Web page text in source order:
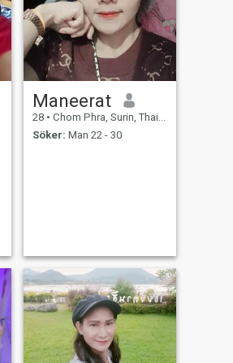
Maneerat
28 • Chom Phra, Surin, Thailand
Söker: Man 22 - 30